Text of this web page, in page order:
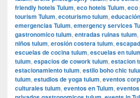
friendly hotels Tulum, eco hotels Tulum, eco
tourism Tulum, ecoturismo tulum,
emergencias Tulum, emergency services
gastronomico tulum, entradas ruinas tulum,
niños tulum, erosión costera tulum,
escuelas de cocina tulum, escuelas en
tulum, espacios de cowork tulum, estacion
estacionamiento tulum, estilo boho chic
tulum, estudios de yoga tulum, eventos
culturales tulum, eventos en Tulum,